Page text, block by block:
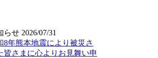
らせ 2026/07/31
8年熊本地震により被災さ
皆さまに心よりお見舞い申